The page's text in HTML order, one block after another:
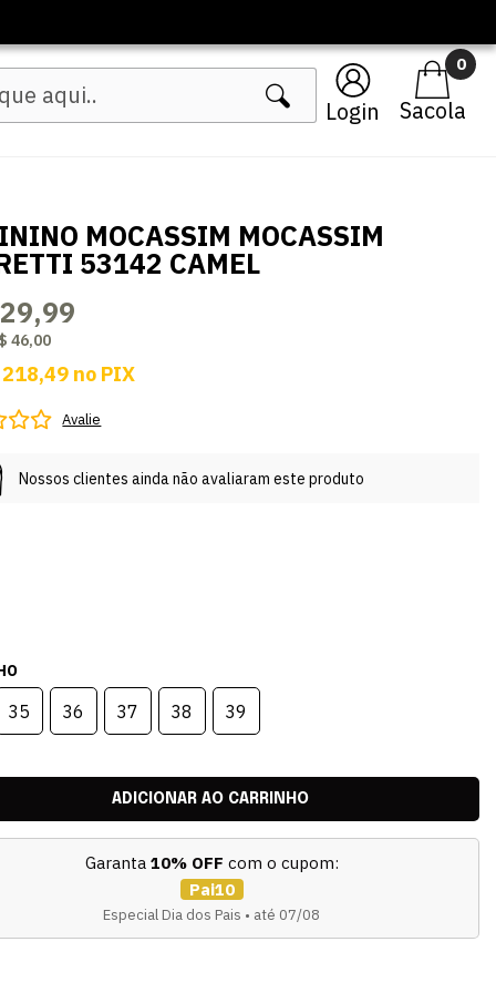
Login
0
MOCASSIM MOCASSIM
53142 CAMEL
46,00
218,49 no PIX
Avalie
Nossos clientes ainda não avaliaram este produto
35 36 37 38 39
Garanta 10% OFF com o cupom:
Pai10
Especial Dia dos Pais • até 07/08